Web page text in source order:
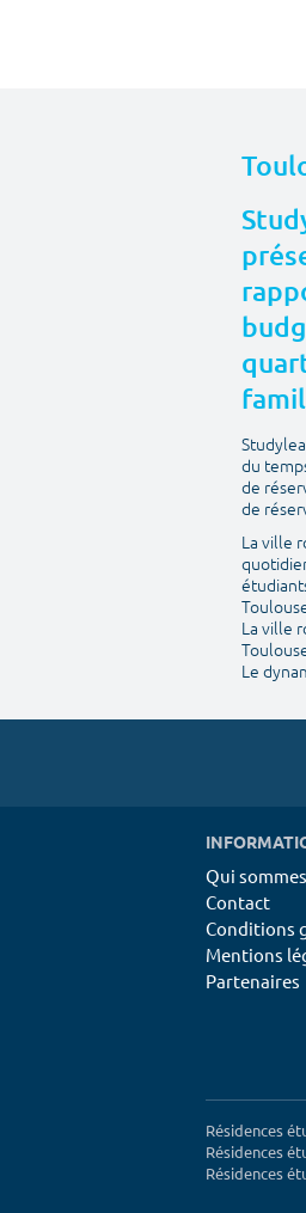
du
de
de
La ville
La ville
Le
Qui
Contact
Conditions
Mentions
Partenaires
Résidences
Résidences
Résidences